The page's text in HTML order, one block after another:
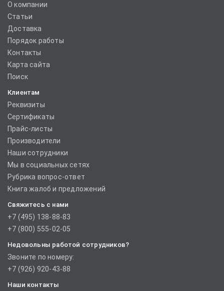
О компании
Статьи
Доставка
Порядок работы
Контакты
Карта сайта
Поиск
Клиентам
Реквизиты
Сертификаты
Прайс-листы
Производители
Наши сотрудники
Мы в социальных сетях
Рубрика вопрос-ответ
Книга жалоб и предложений
Свяжитесь с нами
+7 (495) 138-88-83
+7 (800) 555-02-05
Недовольны работой сотрудников?
Звоните по номеру:
+7 (926) 920-43-88
Наши контакты